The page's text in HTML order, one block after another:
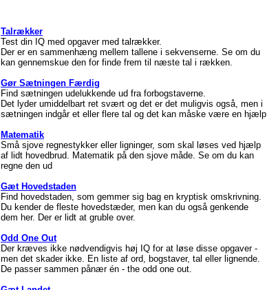
Talrækker
Test din IQ med opgaver med talrækker.
Der er en sammenhæng mellem tallene i sekvenserne. Se om du
kan gennemskue den for finde frem til næste tal i rækken.
Gør Sætningen Færdig
Find sætningen udelukkende ud fra forbogstaverne.
Det lyder umiddelbart ret svært og det er det muligvis også, men i
sætningen indgår et eller flere tal og det kan måske være en hjælp
Matematik
Små sjove regnestykker eller ligninger, som skal løses ved hjælp
af lidt hovedbrud. Matematik på den sjove måde. Se om du kan
regne den ud
Gæt Hovedstaden
Find hovedstaden, som gemmer sig bag en kryptisk omskrivning.
Du kender de fleste hovedstæder, men kan du også genkende
dem her. Der er lidt at gruble over.
Odd One Out
Der kræves ikke nødvendigvis høj IQ for at løse disse opgaver -
men det skader ikke. En liste af ord, bogstaver, tal eller lignende.
De passer sammen pånær én - the odd one out.